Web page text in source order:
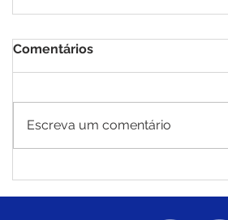
Comentários
Escreva um comentário